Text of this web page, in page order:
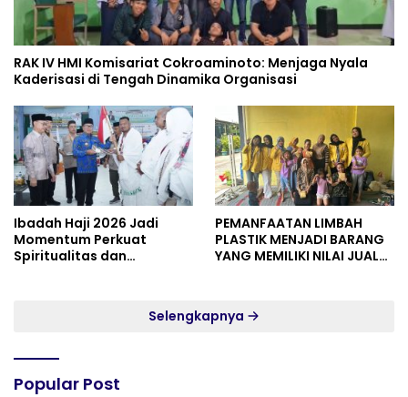
RAK IV HMI Komisariat Cokroaminoto: Menjaga Nyala
Kaderisasi di Tengah Dinamika Organisasi
Ibadah Haji 2026 Jadi
Momentum Perkuat
Spiritualitas dan
PEMANFAATAN LIMBAH
PLASTIK MENJADI BARANG
YANG MEMILIKI NILAI JUAL
Selengkapnya
Popular Post